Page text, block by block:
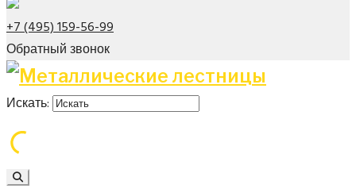
+7 (495) 159-56-99
Обратный звонок
Искать: